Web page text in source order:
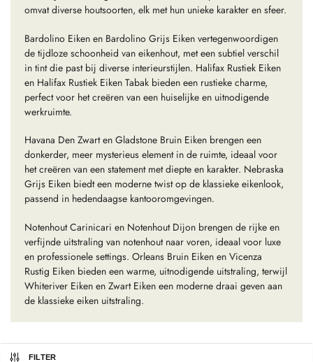
omvat diverse houtsoorten, elk met hun unieke karakter en sfeer.
Bardolino Eiken en Bardolino Grijs Eiken vertegenwoordigen
de tijdloze schoonheid van eikenhout, met een subtiel verschil
in tint die past bij diverse interieurstijlen. Halifax Rustiek Eiken
en Halifax Rustiek Eiken Tabak bieden een rustieke charme,
perfect voor het creëren van een huiselijke en uitnodigende
werkruimte.
Havana Den Zwart en Gladstone Bruin Eiken brengen een
donkerder, meer mysterieus element in de ruimte, ideaal voor
het creëren van een statement met diepte en karakter. Nebraska
Grijs Eiken biedt een moderne twist op de klassieke eikenlook,
passend in hedendaagse kantooromgevingen.
Notenhout Carinicari en Notenhout Dijon brengen de rijke en
verfijnde uitstraling van notenhout naar voren, ideaal voor luxe
en professionele settings. Orleans Bruin Eiken en Vicenza
Rustig Eiken bieden een warme, uitnodigende uitstraling, terwijl
Whiteriver Eiken en Zwart Eiken een moderne draai geven aan
de klassieke eiken uitstraling.
FILTER